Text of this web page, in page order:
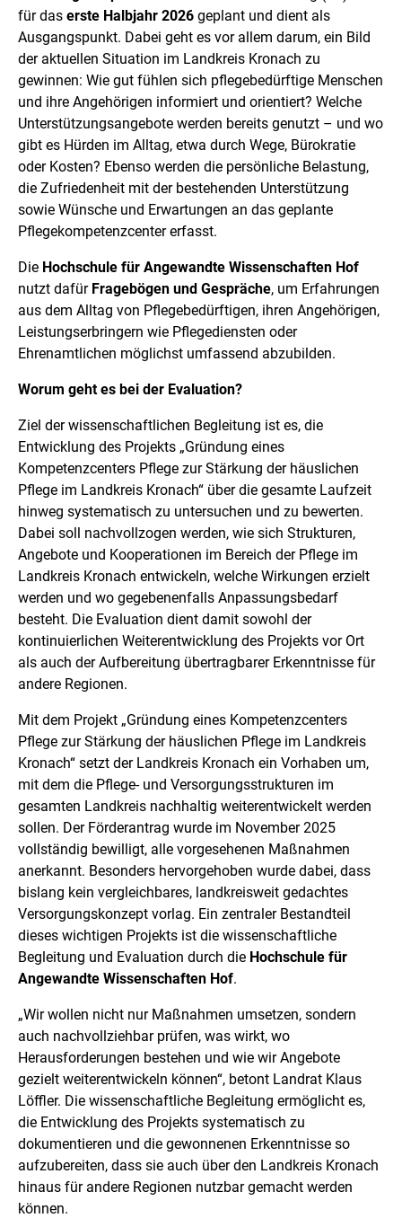
für das erste Halbjahr 2026 geplant und dient als
Ausgangspunkt. Dabei geht es vor allem darum, ein Bild
der aktuellen Situation im Landkreis Kronach zu
gewinnen: Wie gut fühlen sich pflegebedürftige Menschen
und ihre Angehörigen informiert und orientiert? Welche
Unterstützungsangebote werden bereits genutzt – und wo
gibt es Hürden im Alltag, etwa durch Wege, Bürokratie
oder Kosten? Ebenso werden die persönliche Belastung,
die Zufriedenheit mit der bestehenden Unterstützung
sowie Wünsche und Erwartungen an das geplante
Pflegekompetenzcenter erfasst.
Die Hochschule für Angewandte Wissenschaften Hof
nutzt dafür Fragebögen und Gespräche, um Erfahrungen
aus dem Alltag von Pflegebedürftigen, ihren Angehörigen,
Leistungserbringern wie Pflegediensten oder
Ehrenamtlichen möglichst umfassend abzubilden.
Worum geht es bei der Evaluation?
Ziel der wissenschaftlichen Begleitung ist es, die
Entwicklung des Projekts „Gründung eines
Kompetenzcenters Pflege zur Stärkung der häuslichen
Pflege im Landkreis Kronach“ über die gesamte Laufzeit
hinweg systematisch zu untersuchen und zu bewerten.
Dabei soll nachvollzogen werden, wie sich Strukturen,
Angebote und Kooperationen im Bereich der Pflege im
Landkreis Kronach entwickeln, welche Wirkungen erzielt
werden und wo gegebenenfalls Anpassungsbedarf
besteht. Die Evaluation dient damit sowohl der
kontinuierlichen Weiterentwicklung des Projekts vor Ort
als auch der Aufbereitung übertragbarer Erkenntnisse für
andere Regionen.
Mit dem Projekt „Gründung eines Kompetenzcenters
Pflege zur Stärkung der häuslichen Pflege im Landkreis
Kronach“ setzt der Landkreis Kronach ein Vorhaben um,
mit dem die Pflege- und Versorgungsstrukturen im
gesamten Landkreis nachhaltig weiterentwickelt werden
sollen. Der Förderantrag wurde im November 2025
vollständig bewilligt, alle vorgesehenen Maßnahmen
anerkannt. Besonders hervorgehoben wurde dabei, dass
bislang kein vergleichbares, landkreisweit gedachtes
Versorgungskonzept vorlag. Ein zentraler Bestandteil
dieses wichtigen Projekts ist die wissenschaftliche
Begleitung und Evaluation durch die Hochschule für
Angewandte Wissenschaften Hof.
„Wir wollen nicht nur Maßnahmen umsetzen, sondern
auch nachvollziehbar prüfen, was wirkt, wo
Herausforderungen bestehen und wie wir Angebote
gezielt weiterentwickeln können“, betont Landrat Klaus
Löffler. Die wissenschaftliche Begleitung ermöglicht es,
die Entwicklung des Projekts systematisch zu
dokumentieren und die gewonnenen Erkenntnisse so
aufzubereiten, dass sie auch über den Landkreis Kronach
hinaus für andere Regionen nutzbar gemacht werden
können.